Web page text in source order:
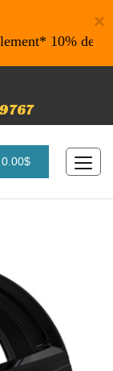
×
10% de
0.00$